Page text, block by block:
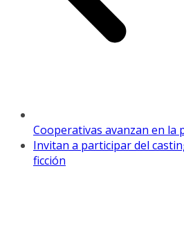
Cooperativas avanzan en la
Invitan a participar del
ficción